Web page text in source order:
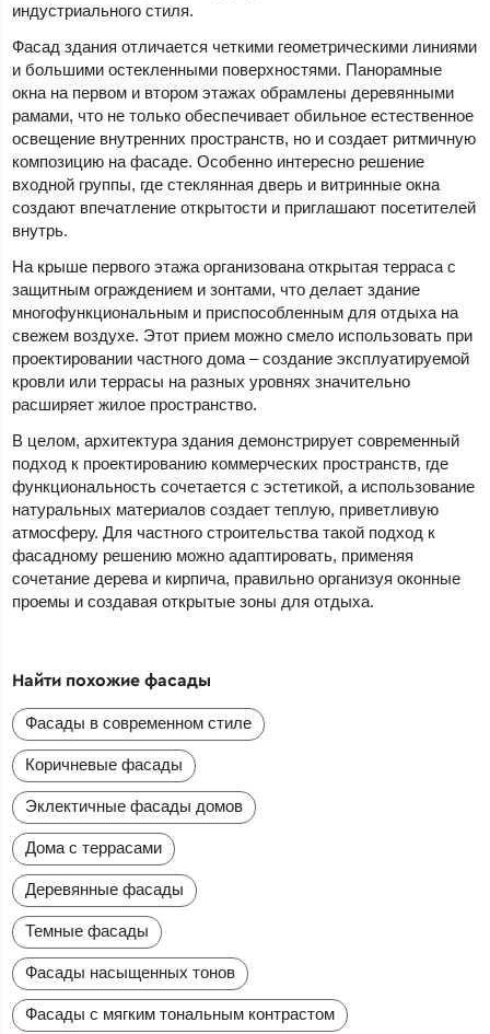
индустриального стиля.
Фасад здания отличается четкими геометрическими линиями
и большими остекленными поверхностями. Панорамные
окна на первом и втором этажах обрамлены деревянными
рамами, что не только обеспечивает обильное естественное
освещение внутренних пространств, но и создает ритмичную
композицию на фасаде. Особенно интересно решение
входной группы, где стеклянная дверь и витринные окна
создают впечатление открытости и приглашают посетителей
внутрь.
На крыше первого этажа организована открытая терраса с
защитным ограждением и зонтами, что делает здание
многофункциональным и приспособленным для отдыха на
свежем воздухе. Этот прием можно смело использовать при
проектировании частного дома – создание эксплуатируемой
кровли или террасы на разных уровнях значительно
расширяет жилое пространство.
В целом, архитектура здания демонстрирует современный
подход к проектированию коммерческих пространств, где
функциональность сочетается с эстетикой, а использование
натуральных материалов создает теплую, приветливую
атмосферу. Для частного строительства такой подход к
фасадному решению можно адаптировать, применяя
сочетание дерева и кирпича, правильно организуя оконные
проемы и создавая открытые зоны для отдыха.
Найти похожие фасады
Фасады в современном стиле
Коричневые фасады
Эклектичные фасады домов
Дома с террасами
Деревянные фасады
Темные фасады
Фасады насыщенных тонов
Фасады с мягким тональным контрастом